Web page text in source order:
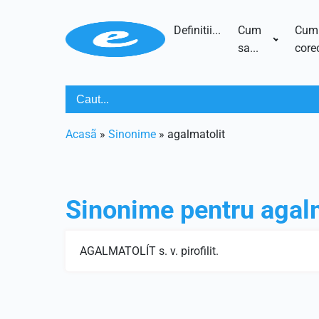
Definitii...
Cum
sa...
Acasã » Sinonime » agalmatolit
Sinonime pentru
AGALMATOLÍT s. v. pirofilit.